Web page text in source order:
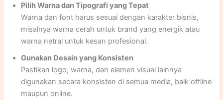
Pilih Warna dan Tipografi yang Tepat
Warna dan font harus sesuai dengan karakter bisnis,
misalnya warna cerah untuk brand yang energik atau
warna netral untuk kesan profesional.
Gunakan Desain yang Konsisten
Pastikan logo, warna, dan elemen visual lainnya
digunakan secara konsisten di semua media, baik offline
maupun online.